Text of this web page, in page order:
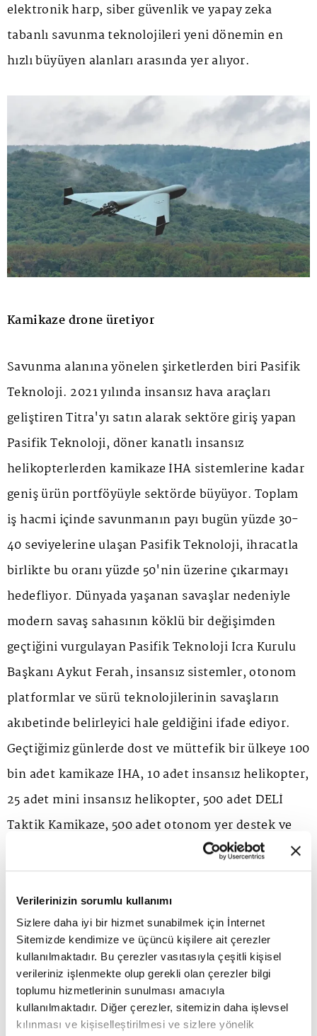
Verilerinizin sorumlu kullanımı
Sizlere daha iyi bir hizmet sunabilmek için İnternet
Sitemizde kendimize ve üçüncü kişilere ait çerezler
kullanılmaktadır. Bu çerezler vasıtasıyla çeşitli kişisel
verileriniz işlenmekte olup gerekli olan çerezler bilgi
toplumu hizmetlerinin sunulması amacıyla
kullanılmaktadır. Diğer çerezler, sitemizin daha işlevsel
kılınması ve kişiselleştirilmesi ve sizlere yönelik
elektronik harp, siber güvenlik ve yapay zeka
tabanlı savunma teknolojileri yeni dönemin en
hızlı büyüyen alanları arasında yer alıyor.
Kamikaze drone üretiyor
Savunma alanına yönelen şirketlerden biri Pasifik
Teknoloji. 2021 yılında insansız hava araçları
geliştiren Titra'yı satın alarak sektöre giriş yapan
Pasifik Teknoloji, döner kanatlı insansız
helikopterlerden kamikaze İHA sistemlerine kadar
geniş ürün portföyüyle sektörde büyüyor. Toplam
iş hacmi içinde savunmanın payı bugün yüzde 30-
40 seviyelerine ulaşan Pasifik Teknoloji, ihracatla
birlikte bu oranı yüzde 50'nin üzerine çıkarmayı
hedefliyor. Dünyada yaşanan savaşlar nedeniyle
modern savaş sahasının köklü bir değişimden
geçtiğini vurgulayan Pasifik Teknoloji İcra Kurulu
Başkanı Aykut Ferah, insansız sistemler, otonom
platformlar ve sürü teknolojilerinin savaşların
akıbetinde belirleyici hale geldiğini ifade ediyor.
Geçtiğimiz günlerde dost ve müttefik bir ülkeye 100
bin adet kamikaze İHA, 10 adet insansız helikopter,
25 adet mini insansız helikopter, 500 adet DELİ
Taktik Kamikaze, 500 adet otonom yer destek ve
gözlem ünitesi ihraç eden Pasifik Teknoloji, ürün
ihracatının yanı sıra teknoloji transferi ve stratejik
iş birlikleri ile bulunduğu pazarlarda kalıcı değer
yaratan bir oyuncu olmayı hedefliyor. Şirket,
kamikaze drone sistemleri üzerinde çalışırken aynı
zamanda savunmada geliştirilen teknolojilerin sivil
alanlarda kullanılmasına yönelik projeler de
yürütüyor. Teslimat drone'ları ve otonom